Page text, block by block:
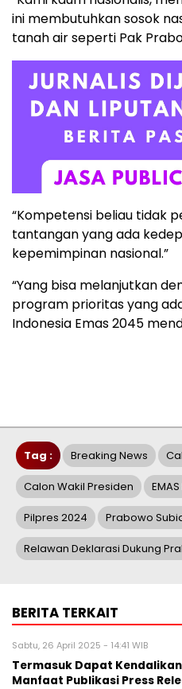
ini membutuhkan sosok
tanah air seperti Pak
“Kompetensi beliau tidak
tantangan yang ada
kepemimpinan nasional.”
“Yang bisa melanjutkan
program prioritas yang
Indonesia Emas 2045
Tag : Breaking News
Calon Wakil Presiden
Pilpres 2024 Prabowo
Relawan Deklarasi Dukung
BERITA TERKAIT
Sabtu, 26 April 2025 - 14:41 WIB
Termasuk Dapat
Manfaat Publikasi Press